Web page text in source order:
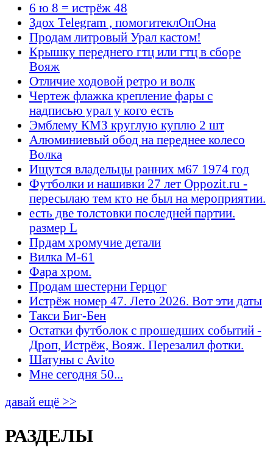
6 ю 8 = истрёж 48
Здох Telegram , помогитеклОпОна
Продам литровый Урал кастом!
Крышку переднего гтц или гтц в сборе
Вояж
Отличие ходовой ретро и волк
Чертеж флажка крепление фары с
надписью урал у кого есть
Эмблему КМЗ круглую куплю 2 шт
Алюминиевый обод на переднее колесо
Волка
Ищутся владельцы ранних м67 1974 год
Футболки и нашивки 27 лет Oppozit.ru -
пересылаю тем кто не был на мероприятии.
есть две толстовки последней партии.
размер L
Прдам хромучие детали
Вилка М-61
Фара хром.
Продам шестерни Герцог
Истрёж номер 47. Лето 2026. Вот эти даты
Такси Биг-Бен
Остатки футболок с прошедших событий -
Дроп, Истрёж, Вояж. Перезалил фотки.
Шатуны с Avito
Мне сегодня 50...
давай ещё >>
РАЗДЕЛЫ